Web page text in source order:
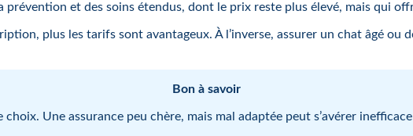
prévention et des soins étendus, dont le prix reste plus élevé, mais qui
plus les tarifs sont avantageux. À l’inverse, assurer un chat âgé ou
Bon à savoir
Une assurance peu chère, mais mal adaptée peut s’avérer